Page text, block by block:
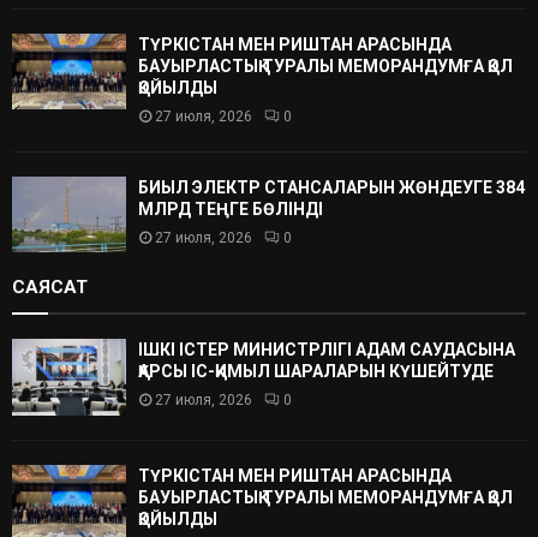
ТҮРКІСТАН МЕН РИШТАН АРАСЫНДА
БАУЫРЛАСТЫҚ ТУРАЛЫ МЕМОРАНДУМҒА ҚОЛ
ҚОЙЫЛДЫ
27 июля, 2026 0
БИЫЛ ЭЛЕКТР СТАНСАЛАРЫН ЖӨНДЕУГЕ 384
МЛРД ТЕҢГЕ БӨЛІНДІ
27 июля, 2026 0
САЯСАТ
ІШКІ ІСТЕР МИНИСТРЛІГІ АДАМ САУДАСЫНА
ҚАРСЫ ІС-ҚИМЫЛ ШАРАЛАРЫН КҮШЕЙТУДЕ
27 июля, 2026 0
ТҮРКІСТАН МЕН РИШТАН АРАСЫНДА
БАУЫРЛАСТЫҚ ТУРАЛЫ МЕМОРАНДУМҒА ҚОЛ
ҚОЙЫЛДЫ